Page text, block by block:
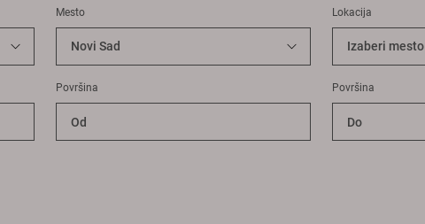
Mesto Lokacija
Izaberi mesto
Površina Površina